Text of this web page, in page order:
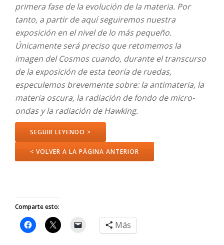
primera fase de la evolución de la materia. Por
tanto, a partir de aquí seguiremos nuestra
exposición en el nivel de lo más pequeño.
Únicamente será preciso que retomemos la
imagen del Cosmos cuando, durante el transcurso
de la exposición de esta teoría de ruedas,
especulemos brevemente sobre: la antimateria, la
materia oscura, la radiación de fondo de micro-
ondas y la radiación de Hawking.
SEGUIR LEYENDO >
< VOLVER A LA PÁGINA ANTERIOR
Comparte esto:
Más